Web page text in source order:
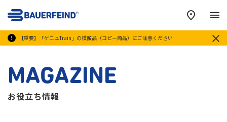
【重要】「ゲニュTrain」の模倣品（コピー商品）にご注意ください
メ
MAGAZINE
お役立ち情報